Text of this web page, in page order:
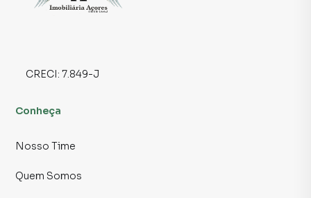
corporativos, tudo com excelente ventilação e
Conta com 2 banheiros amplos, oferecendo conforto e
fornecedores que visitarem o espaço.
A localização é simplesmente um dos grandes diferenciais:
Ramos, Radial Leste e Marginal Tietê, esse galpão está em
CRECI: 7.849-J
Conheça
Nosso Time
Quem Somos